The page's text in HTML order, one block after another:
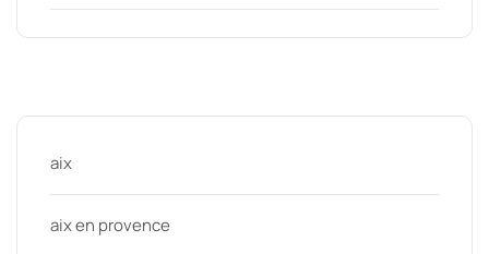
aix
aix en provence